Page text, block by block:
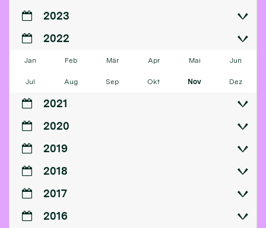
2023
2022
Jan Feb Mär Apr Mai Jun
Jul Aug Sep Okt Nov Dez
2021
2020
2019
2018
2017
2016